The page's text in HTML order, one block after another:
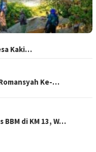
Kaki…
Ke-…
BBM di KM 13, W…